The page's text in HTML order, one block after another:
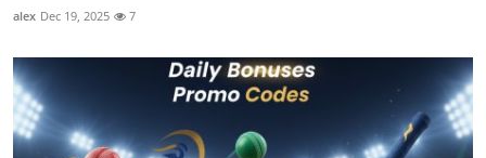
alex Dec 19, 2025 7